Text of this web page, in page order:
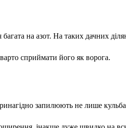
на азот. На таких дачних
сприймати його як ворога.
запилюють не лише